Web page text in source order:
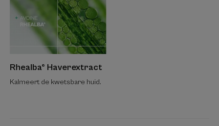
Rhealba® Haverextract
Kalmeert de kwetsbare huid.